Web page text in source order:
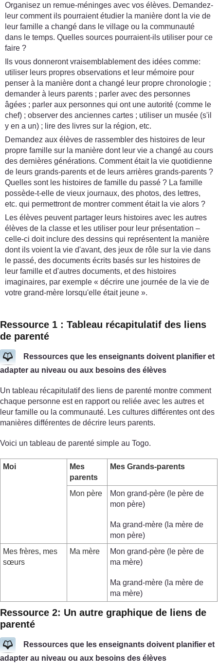
Organisez un remue-méninges avec vos élèves. Demandez-
leur comment ils pourraient étudier la manière dont la vie de
leur famille a changé dans le village ou la communauté
dans le temps. Quelles sources pourraient-ils utiliser pour ce
faire ?
Ils vous donneront vraisemblablement des idées comme:
utiliser leurs propres observations et leur mémoire pour
penser à la manière dont a changé leur propre chronologie ;
demander à leurs parents ; parler avec des personnes
âgées ; parler aux personnes qui ont une autorité (comme le
chef) ; observer des anciennes cartes ; utiliser un musée (s'il
y en a un) ; lire des livres sur la région, etc.
Demandez aux élèves de rassembler des histoires de leur
propre famille sur la manière dont leur vie a changé au cours
des dernières générations. Comment était la vie quotidienne
de leurs grands-parents et de leurs arrières grands-parents ?
Quelles sont les histoires de famille du passé ? La famille
possède-t-elle de vieux journaux, des photos, des lettres,
etc. qui permettront de montrer comment était la vie alors ?
Les élèves peuvent partager leurs histoires avec les autres
élèves de la classe et les utiliser pour leur présentation –
celle-ci doit inclure des dessins qui représentent la manière
dont ils voient la vie d'avant, des jeux de rôle sur la vie dans
le passé, des documents écrits basés sur les histoires de
leur famille et d'autres documents, et des histoires
imaginaires, par exemple « décrire une journée de la vie de
votre grand-mère lorsqu'elle était jeune ».
Ressource 1 : Tableau récapitulatif des liens
de parenté
Ressources que les enseignants doivent planifier et
adapter au niveau ou aux besoins des élèves
Un tableau récapitulatif des liens de parenté montre comment
chaque personne est en rapport ou reliée avec les autres et
leur famille ou la communauté. Les cultures différentes ont des
manières différentes de décrire leurs parents.
Voici un tableau de parenté simple au Togo.
Moi
Mes
parents
Mes Grands-parents
Mon père
Mon grand-père (le père de
mon père)
Ma grand-mère (la mère de
mon père)
Mes frères, mes
sœurs
Ma mère
Mon grand-père (le père de
ma mère)
Ma grand-mère (la mère de
ma mère)
Ressource 2: Un autre graphique de liens de
parenté
Ressources que les enseignants doivent planifier et
adapter au niveau ou aux besoins des élèves